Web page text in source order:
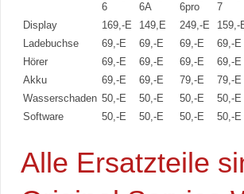
6
6A
6pro
7
Display
169,-E 149,E 249,-E 159,-
Ladebuchse
69,-E 69,-E 69,-E 69,-E
Hörer
69,-E 69,-E 69,-E 69,-E
Akku
69,-E 69,-E 79,-E 79,-E
Wasserschaden 50,-E 50,-E 50,-E 50,-E
Software
50,-E 50,-E 50,-E 50,-E
Alle Ersatzteile